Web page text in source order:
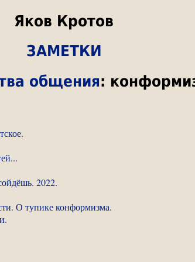
Яков Кротов
ЗАМЕТКИ
общения:
2022.
О тупике конформизма.